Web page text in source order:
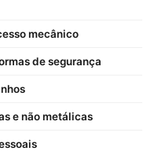
mecânico
de segurança
e não metálicas